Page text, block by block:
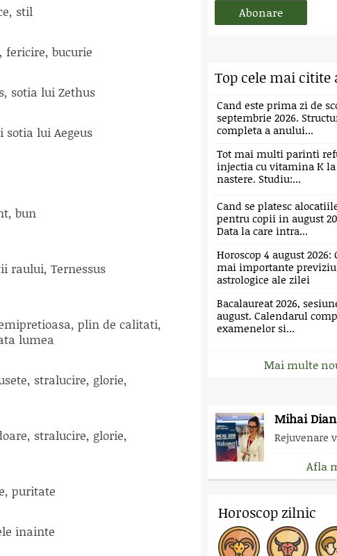
stil
fericire, bucurie
sotia lui Zethus
lui Aegeus
bun
raului, Ternessus
plin de calitati,
lumea
stralucire, glorie,
stralucire, glorie,
puritate
inainte
Top cele mai citite
Cand este prima zi de
septembrie 2026.
completa a anului...
Tot mai multi parinti
injectia cu vitamina K la
nastere. Studiu:...
Cand se platesc
pentru copii in august
Data la care intra...
Horoscop 4 august 2026:
mai importante
astrologice ale zilei
Bacalaureat 2026,
august. Calendarul
examenelor si...
Mai multe
Mihai
Rejuvenare
Afla
Horoscop zilnic